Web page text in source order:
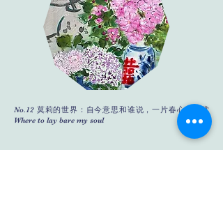
No.12 莫莉的世界：自今意思和谁说，一片春心付海棠
Where to lay bare my soul